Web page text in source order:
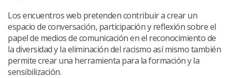
Los encuentros web pretenden contribuir a crear un
espacio de conversación, participación y reflexión sobre el
papel de medios de comunicación en el reconocimiento de
la diversidad y la eliminación del racismo así mismo también
permite crear una herramienta para la formación y la
sensibilización.